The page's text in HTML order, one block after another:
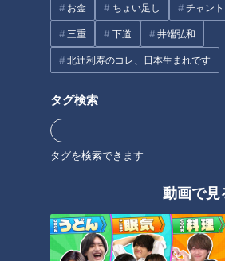
お金 ちょい足し チャント
三重 下道 井端弘和
北辻利寿のコレ、日本生まれです
タグ検索
タグを検索できます
動画で見
鮮度と安さを兼ね備えたタチヤを、さ
も。ただでさえ安いのに、本領を発揮
なのだとか。